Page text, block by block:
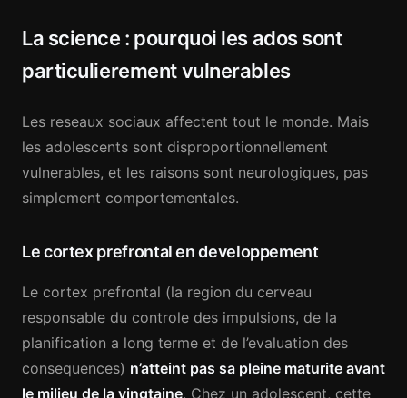
La science : pourquoi les ados sont
particulierement vulnerables
Les reseaux sociaux affectent tout le monde. Mais
les adolescents sont disproportionnellement
vulnerables, et les raisons sont neurologiques, pas
simplement comportementales.
Le cortex prefrontal en developpement
Le cortex prefrontal (la region du cerveau
responsable du controle des impulsions, de la
planification a long terme et de l’evaluation des
consequences) n’atteint pas sa pleine maturite avant
le milieu de la vingtaine. Chez un adolescent, cette